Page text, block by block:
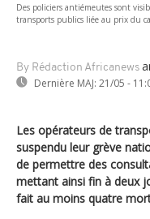
Des policiers antiémeutes sont
transports publics liée au prix du
By Rédaction Africanews
Dernière MAJ: 21/05 -
Les opérateurs de
suspendu leur grève
de permettre des
mettant ainsi fin à deux
fait au moins quatre